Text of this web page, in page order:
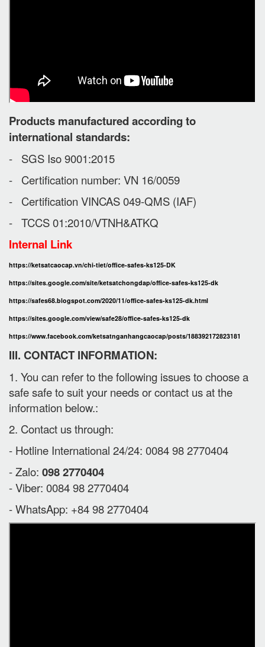
Products manufactured according to
international standards:
- SGS Iso 9001:2015
- Certification number: VN 16/0059
- Certification VINCAS 049-QMS (IAF)
- TCCS 01:2010/VTNH&ATKQ
Internal Link
https://ketsatcaocap.vn/chi-tiet/office-safes-ks125-DK
https://sites.google.com/site/ketsatchongdap/office-safes-ks125-dk
https://safes68.blogspot.com/2020/11/office-safes-ks125-dk.html
https://sites.google.com/view/safe28/office-safes-ks125-dk
https://www.facebook.com/ketsatnganhangcaocap/posts/188392172823181
III. CONTACT INFORMATION:
1. You can refer to the following issues to choose a
safe safe to suit your needs or contact us at the
information below.:
2. Contact us through:
- Hotline International 24/24: 0084 98 2770404
- Zalo: 098 2770404
- Viber: 0084 98 2770404
- WhatsApp: +84 98 2770404